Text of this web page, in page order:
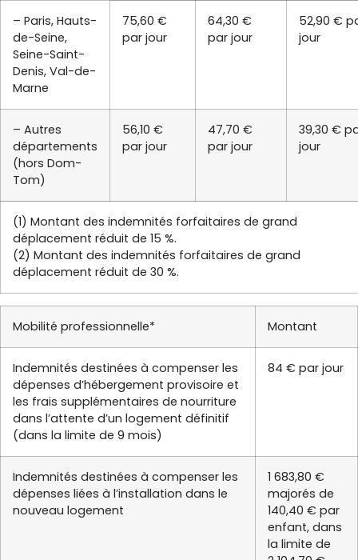
– Paris, Hauts-
de-Seine,
Seine-Saint-
Denis, Val-de-
Marne
75,60 €
par jour
64,30 €
par jour
52,90 €
jour
– Autres
départements
(hors Dom-
Tom)
56,10 €
par jour
47,70 €
par jour
39,30 €
jour
(1) Montant des indemnités forfaitaires de grand
déplacement réduit de 15 %.
(2) Montant des indemnités forfaitaires de grand
déplacement réduit de 30 %.
Mobilité professionnelle* Montant
Indemnités destinées à compenser les
dépenses d’hébergement provisoire et
les frais supplémentaires de nourriture
dans l’attente d’un logement définitif
(dans la limite de 9 mois)
84 € par jour
Indemnités destinées à compenser les
dépenses liées à l’installation dans le
nouveau logement
1 683,80 €
majorés de
140,40 € par
enfant, dans
la limite de